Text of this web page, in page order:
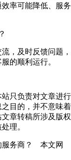
率可能降低、服务
，及时反馈问题，
的顺利运行。
只负责对文章进行
目的，并不意味着
章转稿所涉及版权
理。
服务商？ 本文网